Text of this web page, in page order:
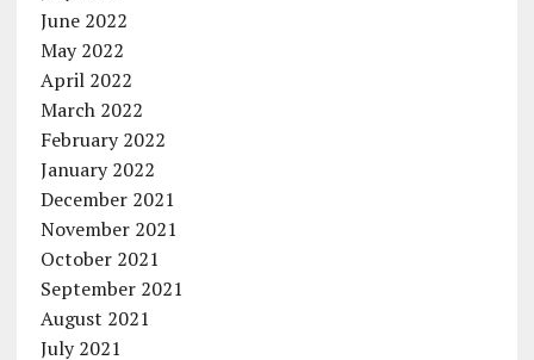
June 2022
May 2022
April 2022
March 2022
February 2022
January 2022
December 2021
November 2021
October 2021
September 2021
August 2021
July 2021